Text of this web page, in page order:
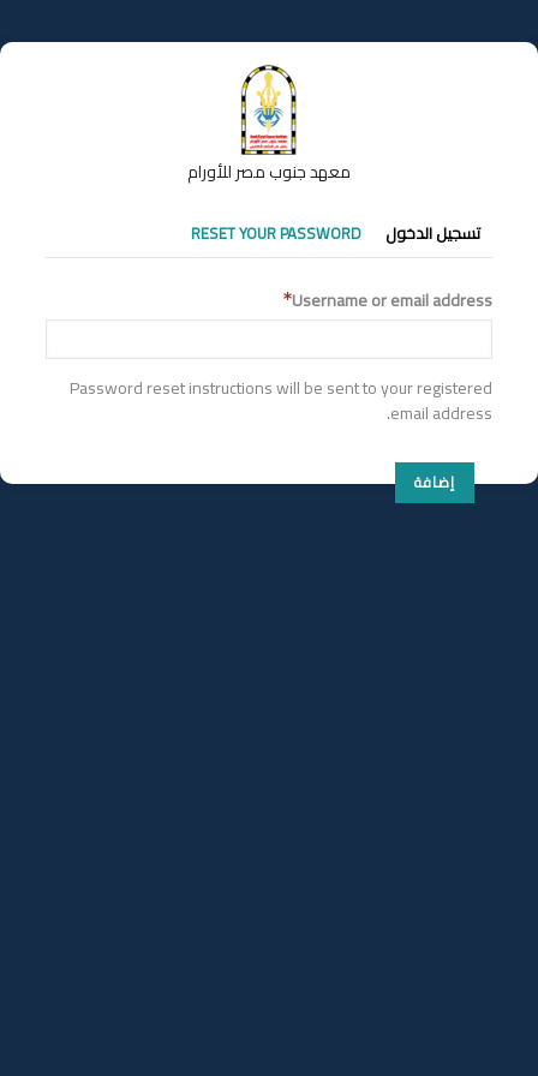
إلى
المحتوى
معهد جنوب مصر للأورام
التبويبات
الأساسية
تسجيل الدخول RESET YOUR PASSWORD
Username or email address
Password reset instructions will be sent to your registered
email address.